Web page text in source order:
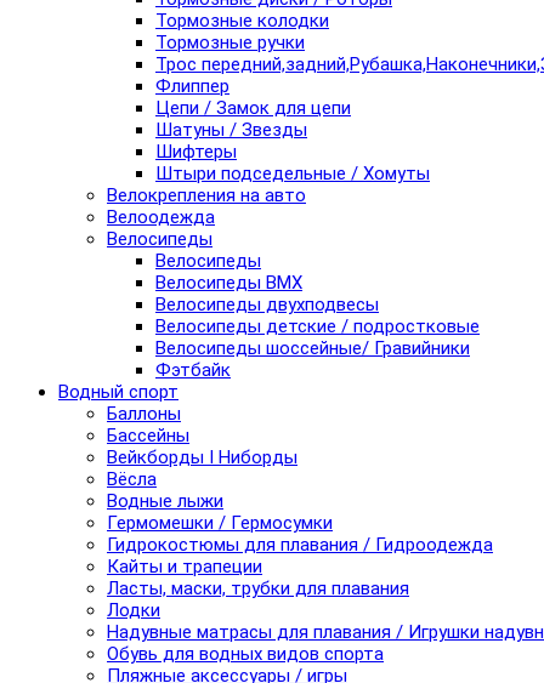
Тормозные колодки
Тормозные ручки
Трос
Флиппер
Цепи / Замок для цепи
Шатуны / Звезды
Шифтеры
Штыри подседельные / Хомуты
Велокрепления на авто
Велоодежда
Велосипеды
Велосипеды
Велосипеды BMX
Велосипеды двухподвесы
Велосипеды детские / подростковые
Велосипеды шоссейные/ Гравийники
Фэтбайк
Водный спорт
Баллоны
Бассейны
Вейкборды I Ниборды
Вёсла
Водные лыжи
Гермомешки / Гермосумки
Гидрокостюмы для плавания / Гидроодежда
Кайты и трапеции
Ласты, маски, трубки для плавания
Лодки
Надувные матрасы для плавания / Игрушки
Обувь для водных видов спорта
Пляжные аксессуары / игры